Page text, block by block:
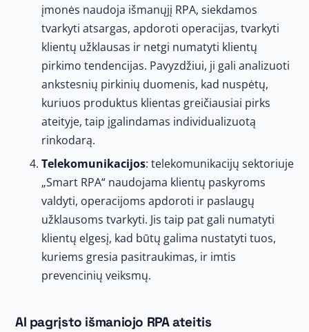
įmonės naudoja išmanųjį RPA, siekdamos
tvarkyti atsargas, apdoroti operacijas, tvarkyti
klientų užklausas ir netgi numatyti klientų
pirkimo tendencijas. Pavyzdžiui, ji gali analizuoti
ankstesnių pirkinių duomenis, kad nuspėtų,
kuriuos produktus klientas greičiausiai pirks
ateityje, taip įgalindamas individualizuotą
rinkodarą.
Telekomunikacijos: telekomunikacijų sektoriuje
„Smart RPA“ naudojama klientų paskyroms
valdyti, operacijoms apdoroti ir paslaugų
užklausoms tvarkyti. Jis taip pat gali numatyti
klientų elgesį, kad būtų galima nustatyti tuos,
kuriems gresia pasitraukimas, ir imtis
prevencinių veiksmų.
AI pagrįsto išmaniojo RPA ateitis